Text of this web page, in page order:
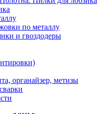
по металлу
и гвоздодеры
органайзер, метизы